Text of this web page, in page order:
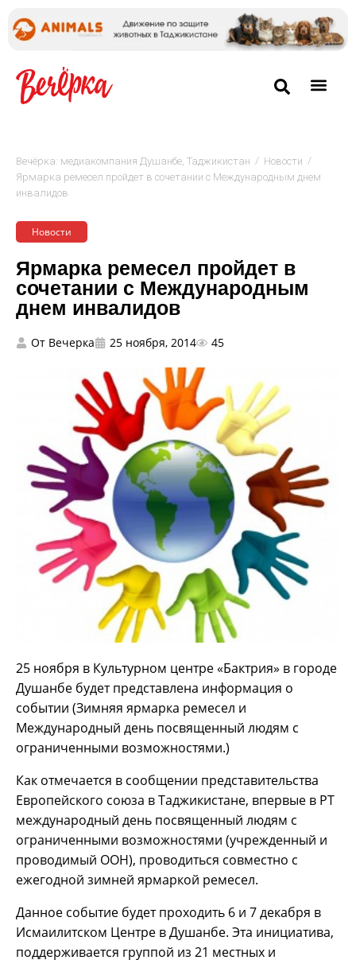
Вечёрка: медиакомпания Душанбе, Таджикистан / Новости /
Ярмарка ремесел пройдет в сочетании с Международным днем
инвалидов
Новости
Ярмарка ремесел пройдет в
сочетании с Международным
днем инвалидов
От Вечерка 25 ноября, 2014 45
25 ноября в Культурном центре «Бактрия» в городе
Душанбе будет представлена информация о
событии (Зимняя ярмарка ремесел и
Международный день посвященный людям с
ограниченными возможностями.)
Как отмечается в сообщении представительства
Европейского союза в Таджикистане, впервые в РТ
международный день посвященный людям с
ограниченными возможностями (учрежденный и
проводимый ООН), проводиться совместно с
ежегодной зимней ярмаркой ремесел.
Данное событие будет проходить 6 и 7 декабря в
Исмаилитском Центре в Душанбе. Эта инициатива,
поддерживается группой из 21 местных и